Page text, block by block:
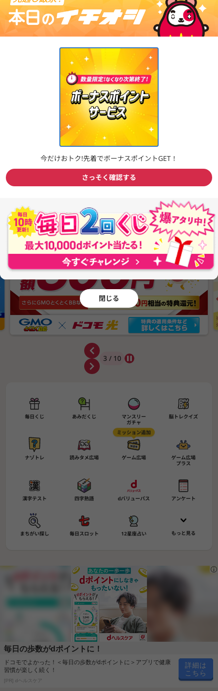
新規登録 ログイン
【新登場】最大30,000ポイント当たる！「マンスリーガチャ」で
月に1回の運試し！
ポイント広場とは？ポイ活ガイド
3 / 10
毎日くじ あみだくじ
マンスリー
ガチャ
脳トレクイズ
ナゾトレ 読みタメ広場 ゲーム広場
ミッション追加
ゲーム広場
プラス
漢字テスト 四字熟語 dバリューパス アンケート
まちがい探し 毎日スロット 12星座占い もっと見る
毎日の歩数がdポイントに！
ドコモでよかった！＜毎日の歩数がdポイントに＞アプリで健康
習慣が楽しく続く！
[PR] dヘルスケア
詳細は
こちら
今だけおトク!先着でボーナスポイントGET！
さっそく確認する
閉じる